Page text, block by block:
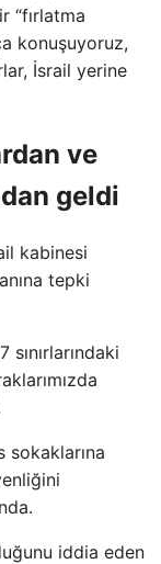
“fırlatma
konuşuyoruz,
İsrail yerine
ve
geldi
kabinesi
tepki
sokaklarına
iddia eden